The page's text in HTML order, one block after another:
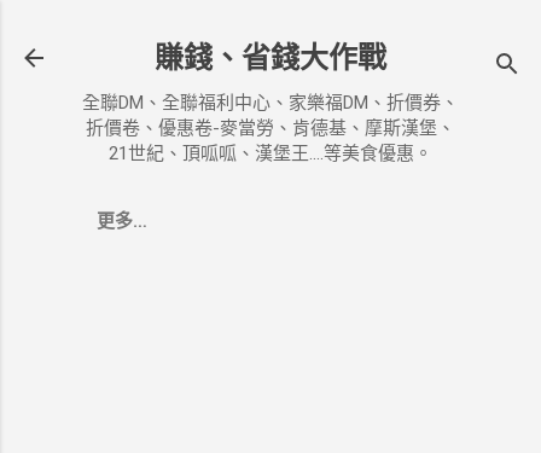
賺錢、省錢大作戰
全聯DM、全聯福利中心、家樂福DM、折價券、
折價卷、優惠卷-麥當勞、肯德基、摩斯漢堡、
21世紀、頂呱呱、漢堡王....等美食優惠。
更多…